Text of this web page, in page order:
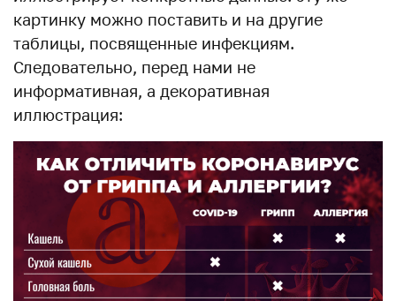
картинку можно поставить и на другие
таблицы, посвященные инфекциям.
Следовательно, перед нами не
информативная, а декоративная
иллюстрация: